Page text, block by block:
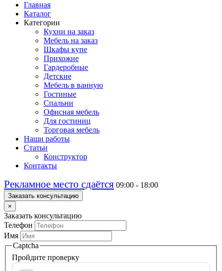
Главная
Каталог
Категории
Кухни на заказ
Мебель на заказ
Шкафы купе
Прихожие
Гардеробные
Детские
Мебель в ванную
Гостиные
Спальни
Офисная мебель
Для гостиниц
Торговая мебель
Наши работы
Статьи
Конструктор
Контакты
Рекламное место сдаётся 09:00 - 18:00
Заказать консультацию
×
Заказать консультацию
Телефон
Имя
Captcha
Пройдите проверку